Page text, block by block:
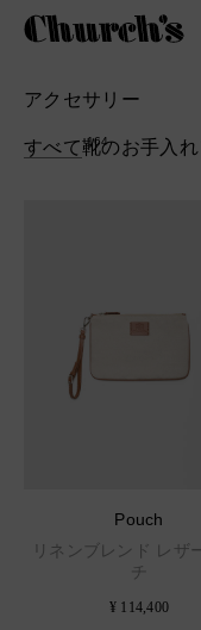
アクセサリー
すべて 164
靴のお手入れ
Pouch
リネンブレンド レザ
チ
¥ 114,400